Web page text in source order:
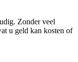
Zonder veel
u geld kan kosten of